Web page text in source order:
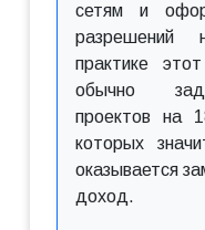
сетям и
разрешений
практике
обычно
проектов на
которых
оказывается
доход.